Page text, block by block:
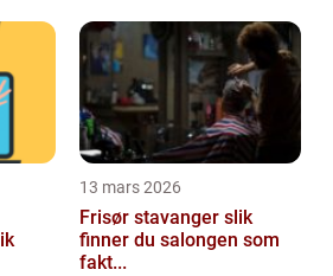
13 mars 2026
Frisør stavanger slik
finner du salongen som
fakt...